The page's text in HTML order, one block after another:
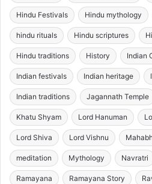
Hindu Festivals Hindu mythology
hindu rituals Hindu scriptures
Hindu traditions History Indian
Indian festivals Indian heritage
Indian traditions Jagannath Temple
Khatu Shyam Lord Hanuman
Lord Shiva Lord Vishnu
meditation Mythology Navratri
Ramayana Ramayana Story